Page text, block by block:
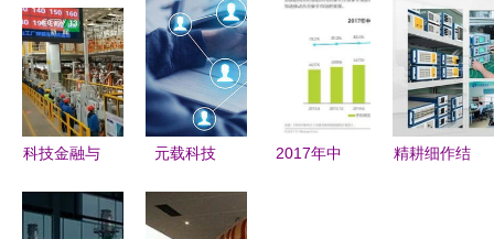
什么很多人
尚未选择
它？
信息服务、
信息安全与
管理共建专
业新老生交
流会圆满落
数字化转型
的双翼驱动
术咨询服务
专项竞赛正
式启动
科技金融与
询服务 谱
元载科技
码互联网网
2017年中
精耕细作结